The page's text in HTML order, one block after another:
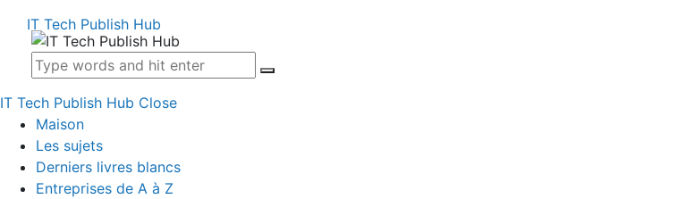
IT Tech Publish Hub
IT Tech Publish Hub Close
Maison
Les sujets
Derniers livres blancs
Entreprises de A à Z